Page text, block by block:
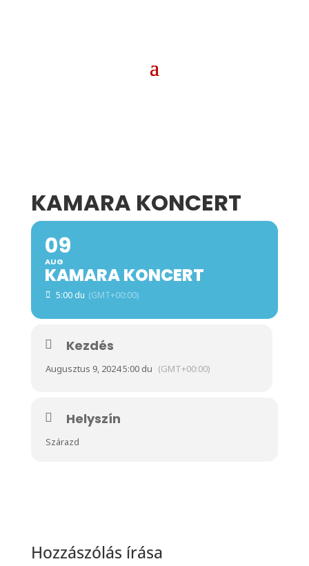
KAMARA KONCERT
09
AUG
KAMARA KONCERT
5:00 du (GMT+00:00)
Kezdés
Augusztus 9, 2024 5:00 du (GMT+00:00)
Helyszín
Szárazd
Hozzászólás írása